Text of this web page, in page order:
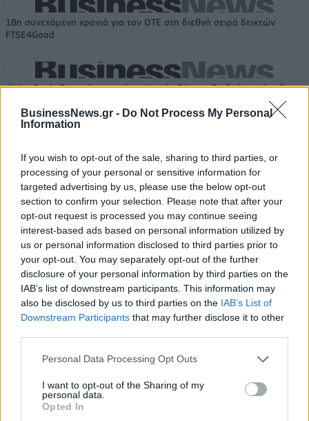
BusinessNews.gr - Do Not Process My Personal
Information
If you wish to opt-out of the sale, sharing to third parties, or
processing of your personal or sensitive information for
targeted advertising by us, please use the below opt-out
section to confirm your selection. Please note that after your
opt-out request is processed you may continue seeing
interest-based ads based on personal information utilized by
us or personal information disclosed to third parties prior to
your opt-out. You may separately opt-out of the further
disclosure of your personal information by third parties on the
IAB’s list of downstream participants. This information may
also be disclosed by us to third parties on the IAB’s List of
Downstream Participants that may further disclose it to other
Personal Data Processing Opt Outs
I want to opt-out of the Sharing of my
personal data.
Opted In
18η συνεχόμενη χρονιά για τον ΟΤΕ στη διεθνή σειρά δεικτών
FTSE4Good
Alpha Bank: Για πρώτη φορά το Αρχαίο Θέατρο Επιδαύρου άνοιξε τις
ΠΕΡΙΣΣΌΤΕΡΑ ΣΕ ΑΥΤΉ ΤΗΝ ΚΑΤΗΓΟΡΊΑ
Στέιτ Ντιπάρτμεντ: Δεν
υποστηρίζουμε τα
πλήγματα της Ουκρανίας
Επίθεση ρωσικών μη
επανδρωμένων
αεροσκαφών σε υποδομές